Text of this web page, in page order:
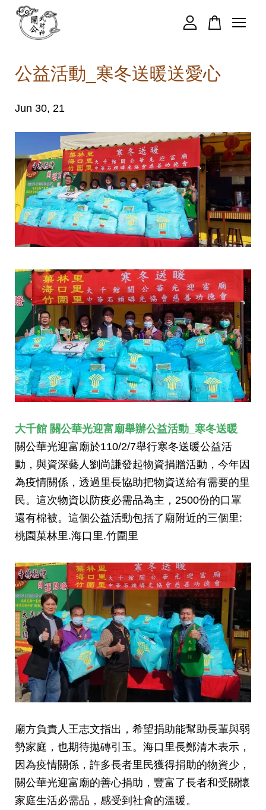
公益活動_寒冬送暖送愛心
Jun 30, 21
大千館 關公華光迎富廟舉辦公益活動_寒冬送暖
關公華光迎富廟於110/2/7舉行寒冬送暖公益活
動 ， 與資深藝人劉尚謙發起物資捐贈活動，今年因
為疫情關係，透過里長協助把物資送給有需要的里
民。這次物資以防疫必需品為主，2500份的口罩
還有棉被。這個公益活動包括了廟附近的三個里:
桃園菓林里.海口里.竹圍里
廟方負責人王志文指出，希望捐助能幫助長輩與弱
勢家庭，也期待拋磚引玉。海口里長鄭清木表示，
因為疫情關係，許多長者里民獲得捐助的物資少，
關公華光迎富廟的善心捐助，豐富了長者和受關懷
家庭生活必需品，感受到社會的溫暖。